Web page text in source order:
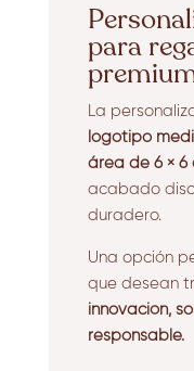
para
La
logotipo
área de 6 × 6
acabado
duradero.
Una opción
que desean
innovación,
responsable.